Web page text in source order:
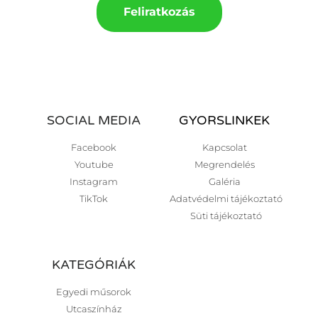
Feliratkozás
SOCIAL MEDIA
Facebook
Youtube
Instagram
TikTok
GYORSLINKEK
Kapcsolat
Megrendelés
Galéria
Adatvédelmi tájékoztató
Süti tájékoztató
KATEGÓRIÁK
Egyedi műsorok
Utcaszínház